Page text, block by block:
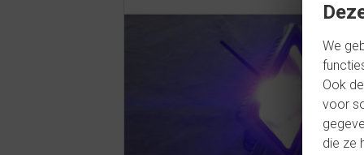
We
Ook
voor
die ze